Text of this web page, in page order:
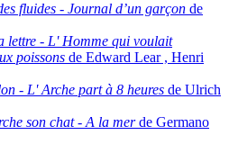
fluides - Journal d’un garçon de
lettre - L' Homme qui voulait
poissons de Edward Lear , Henri
- L' Arche part à 8 heures de Ulrich
son chat -A la merde Germano